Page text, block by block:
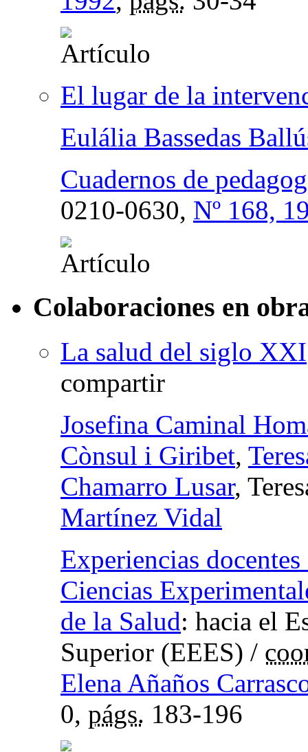
El lugar de la
Eulália Bassedas
Cuadernos de
0210-0630, Nº 168,
Colaboraciones en
La salud del siglo XXI
compartir
Josefina Caminal
Cònsul i Giribet,
Chamarro Lusar,
Martínez Vidal
Experiencias
Ciencias
de la Salud: hacia el
Superior (EEES) /
Elena Añaños
0, págs. 183-196